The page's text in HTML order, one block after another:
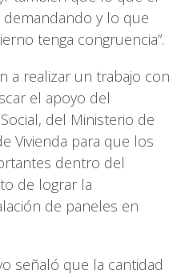
y lo que
tenga congruencia”.
a realizar un trabajo con
el apoyo del
del Ministerio de
Vivienda para que los
dentro del
de lograr la
de paneles en
señaló que la cantidad